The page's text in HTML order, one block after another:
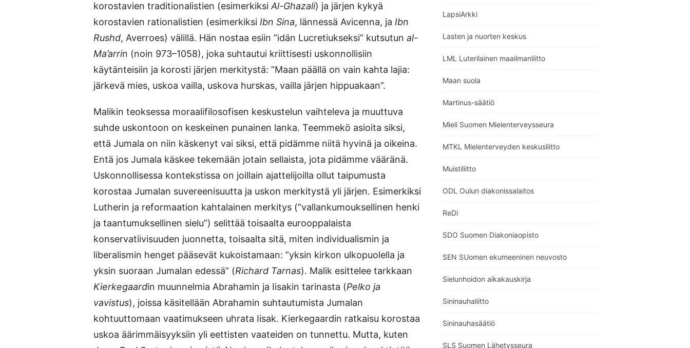
korostavien traditionalistien (esimerkiksi Al-Ghazali) ja järjen kykyä
korostavien rationalistien (esimerkiksi Ibn Sina, lännessä Avicenna, ja Ibn
Rushd, Averroes) välillä. Hän nostaa esiin ”idän Lucretiukseksi” kutsutun al-
Ma’arrin (noin 973–1058), joka suhtautui kriittisesti uskonnollisiin
käytänteisiin ja korosti järjen merkitystä: ”Maan päällä on vain kahta lajia:
järkevä mies, uskoa vailla, uskova hurskas, vailla järjen hippuakaan”.
Malikin teoksessa moraalifilosofisen keskustelun vaihteleva ja muuttuva
suhde uskontoon on keskeinen punainen lanka. Teemmekö asioita siksi,
että Jumala on niin käskenyt vai siksi, että pidämme niitä hyvinä ja oikeina.
Entä jos Jumala käskee tekemään jotain sellaista, jota pidämme vääränä.
Uskonnollisessa kontekstissa on joillain ajattelijoilla ollut taipumusta
korostaa Jumalan suvereenisuutta ja uskon merkitystä yli järjen. Esimerkiksi
Lutherin ja reformaation kahtalainen merkitys (”vallankumouksellinen henki
ja taantumuksellinen sielu”) selittää toisaalta eurooppalaista
konservatiivisuuden juonnetta, toisaalta sitä, miten individualismin ja
liberalismin henget pääsevät kukoistamaan: ”yksin kirkon ulkopuolella ja
yksin suoraan Jumalan edessä” (Richard Tarnas). Malik esittelee tarkkaan
Kierkegaardin muunnelmia Abrahamin ja Iisakin tarinasta (Pelko ja
vavistus), joissa käsitellään Abrahamin suhtautumista Jumalan
kohtuuttomaan vaatimukseen uhrata Iisak. Kierkegaardin ratkaisu korostaa
uskoa äärimmäisyyksiin yli eettisten vaateiden on tunnettu. Mutta, kuten
LapsiArkki
Lasten ja nuorten keskus
LML Luterilainen maailmanliitto
Maan suola
Martinus-säätiö
Mieli Suomen Mielenterveysseura
MTKL Mielenterveyden keskusliitto
Muistiliitto
ODL Oulun diakonissalaitos
ReDi
SDO Suomen Diakoniaopisto
SEN SUomen ekumeeninen neuvosto
Sielunhoidon aikakauskirja
Sininauhaliitto
Sininauhasäätiö
SLS Suomen Lähetysseura